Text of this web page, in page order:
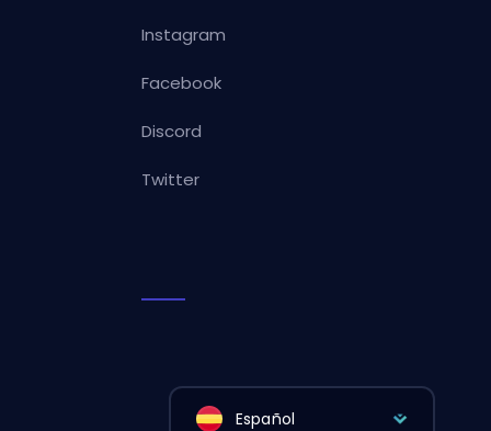
Instagram
Facebook
Discord
Twitter
Español